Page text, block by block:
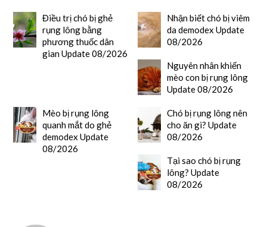
Điều trị chó bị ghẻ
rụng lông bằng
phương thuốc dân
gian Update 08/2026
Nhận biết chó bị viêm
da demodex Update
08/2026
Nguyên nhân khiến
mèo con bị rụng lông
Update 08/2026
Mèo bị rụng lông
quanh mắt do ghẻ
demodex Update
08/2026
Chó bị rụng lông nên
cho ăn gì? Update
08/2026
Tại sao chó bị rụng
lông? Update
08/2026